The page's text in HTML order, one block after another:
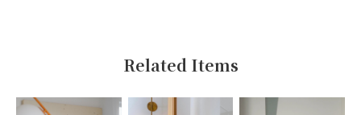
Related Items